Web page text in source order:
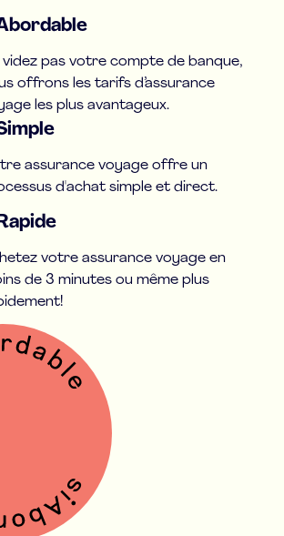
videz pas votre compte de banque,
offrons les tarifs d’assurance
les plus avantageux.
assurance voyage offre un
d'achat simple et direct.
votre assurance voyage en
de 3 minutes ou même plus